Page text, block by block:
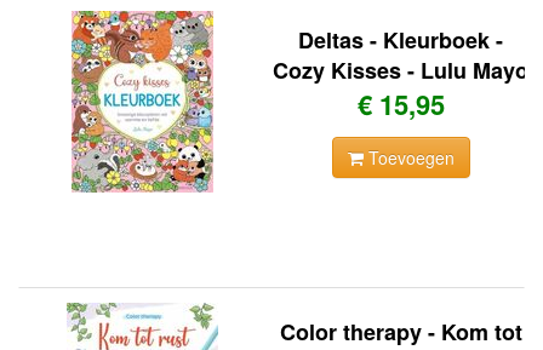
Deltas - Kleurboek -
Cozy Kisses - Lulu Mayo
€ 15,95
Toevoegen
Color therapy - Kom tot